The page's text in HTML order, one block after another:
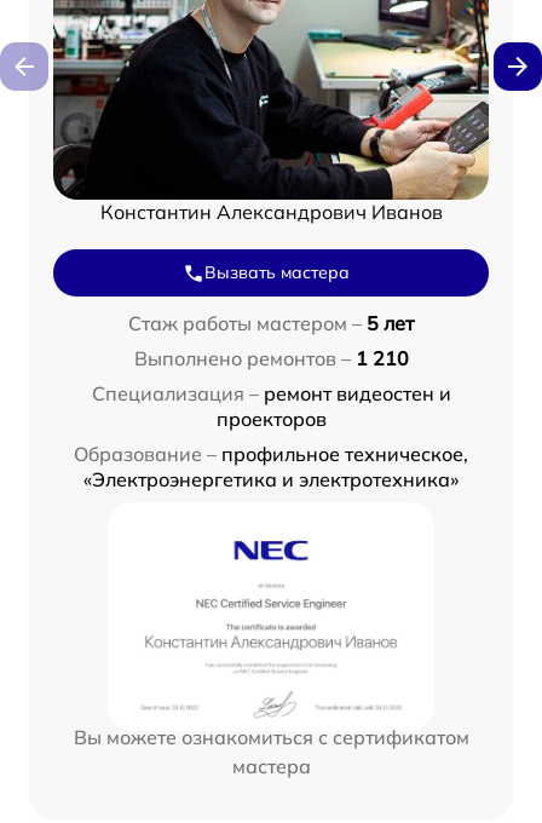
Константин Александрович Иванов
Вызвать мастера
Стаж работы мастером – 5 лет
Выполнено ремонтов – 1 210
Специализация – ремонт видеостен и
проекторов
Образование – профильное техническое,
«Электроэнергетика и электротехника»
Вы можете ознакомиться с сертификатом
мастера